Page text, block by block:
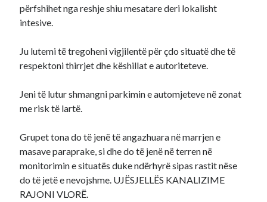
përfshihet nga reshje shiu mesatare deri lokalisht
intesive.
Ju lutemi të tregoheni vigjilentë për çdo situatë dhe të
respektoni thirrjet dhe këshillat e autoriteteve.
Jeni të lutur shmangni parkimin e automjeteve në zonat
me risk të lartë.
Grupet tona do të jenë të angazhuara në marrjen e
masave paraprake, si dhe do të jenë në terren në
monitorimin e situatës duke ndërhyrë sipas rastit nëse
do të jetë e nevojshme. UJËSJELLËS KANALIZIME
RAJONI VLORË.